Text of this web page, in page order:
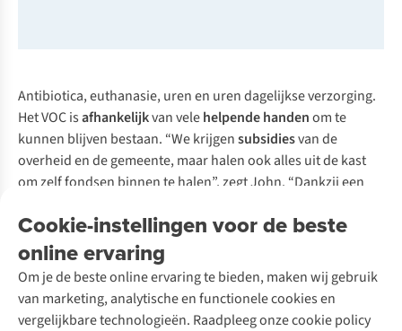
Antibiotica, euthanasie, uren en uren dagelijkse verzorging.
Het VOC isafhankelijkvan velehelpende handenom te
kunnen blijven bestaan. “We krijgensubsidiesvan de
overheid en de gemeente, maar halen ook alles uit de kast
om zelf fondsen binnen te halen”, zegt John. “Dankzij een
verzamelen om een weide aan te kopen. En we zijn bezig aan
een gloednieuw gebouw met een ruimte waar onze
dierenarts kan opereren.”
Cookie-instellingen voor de beste
online ervaring
Om je de beste online ervaring te bieden, maken wij gebruik
van marketing, analytische en functionele cookies en
vergelijkbare technologieën. Raadpleeg onze cookie policy